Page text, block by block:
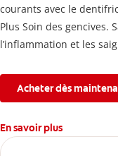
courants avec le
Plus Soin des gencives.
l’inflammation et les
l’érosion de l’émail.
Acheter dès
En savoir plus